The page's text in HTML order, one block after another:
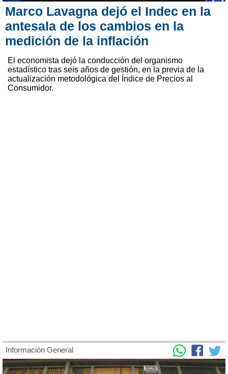
Marco Lavagna dejó el Indec en la
antesala de los cambios en la
medición de la inflación
El economista dejó la conducción del organismo
estadístico tras seis años de gestión, en la previa de la
actualización metodológica del Índice de Precios al
Consumidor.
Información General